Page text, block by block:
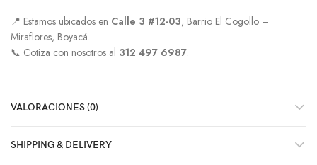
📍 Estamos ubicados en Calle 3 #12-03, Barrio El Cogollo –
Miraflores, Boyacá.
📞 Cotiza con nosotros al 312 497 6987.
VALORACIONES (0)
SHIPPING & DELIVERY